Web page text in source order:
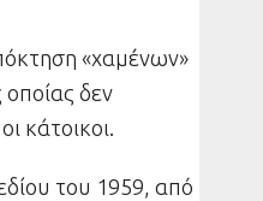
«χαμένων»
δεν
κάτοικοι.
του 1959, από